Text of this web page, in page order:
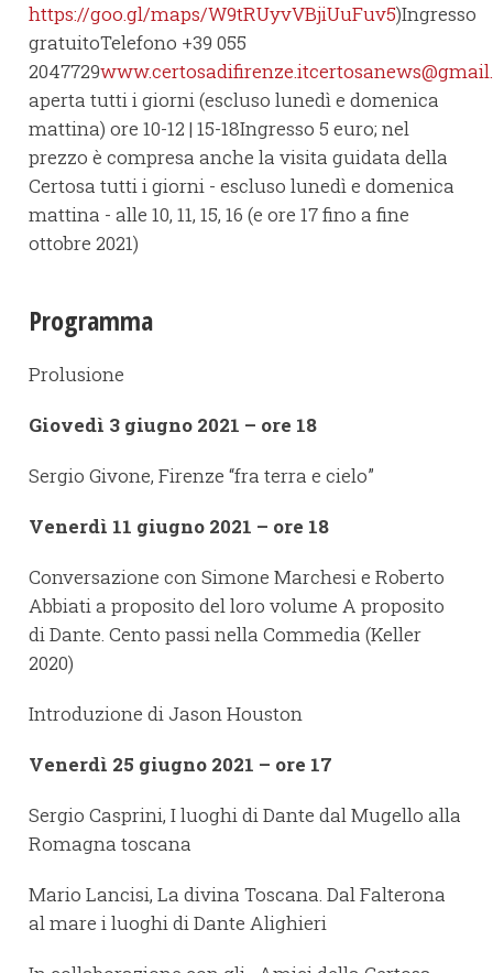
https://goo.gl/maps/W9tRUyvVBjiUuFuv5)Ingresso
gratuitoTelefono +39 055
2047729www.certosadifirenze.it
aperta tutti i giorni (escluso lunedì e domenica
mattina) ore 10-12 | 15-18Ingresso 5 euro; nel
prezzo è compresa anche la visita guidata della
Certosa tutti i giorni - escluso lunedì e domenica
mattina - alle 10, 11, 15, 16 (e ore 17 fino a fine
ottobre 2021)
Programma
Prolusione
Giovedì 3 giugno 2021 – ore 18
Sergio Givone, Firenze “fra terra e cielo”
Venerdì 11 giugno 2021 – ore 18
Conversazione con Simone Marchesi e Roberto
Abbiati a proposito del loro volume A proposito
di Dante. Cento passi nella Commedia (Keller
2020)
Introduzione di Jason Houston
Venerdì 25 giugno 2021 – ore 17
Sergio Casprini, I luoghi di Dante dal Mugello alla
Romagna toscana
Mario Lancisi, La divina Toscana. Dal Falterona
al mare i luoghi di Dante Alighieri